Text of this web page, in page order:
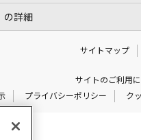
の詳細
サイトマップ
サイトのご利用
プライバシーポリシー ク